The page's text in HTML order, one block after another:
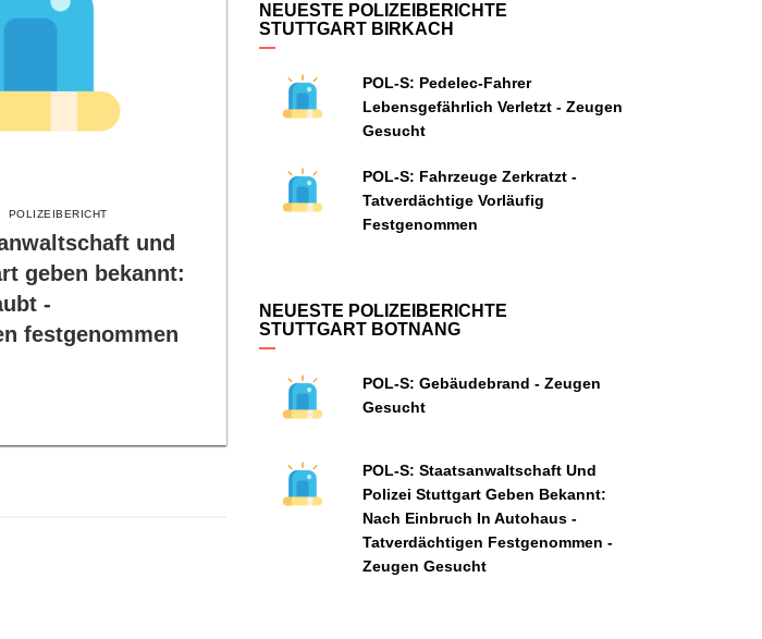
POLIZEIBERICHT
und
geben bekannt:
-
festgenommen
NEUESTE POLIZEIBERICHTE
STUTTGART BIRKACH
POL-S: Pedelec-Fahrer
Lebensgefährlich Verletzt - Zeugen
Gesucht
POL-S: Fahrzeuge Zerkratzt -
Tatverdächtige Vorläufig
Festgenommen
NEUESTE POLIZEIBERICHTE
STUTTGART BOTNANG
POL-S: Gebäudebrand - Zeugen
Gesucht
POL-S: Staatsanwaltschaft Und
Polizei Stuttgart Geben Bekannt:
Nach Einbruch In Autohaus -
Tatverdächtigen Festgenommen -
Zeugen Gesucht